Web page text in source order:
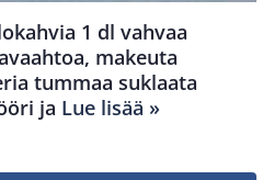
1 dl vahvaa
makeuta
tummaa suklaata
ja Lue lisää »